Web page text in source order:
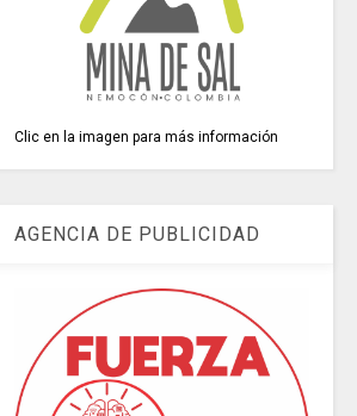
Clic en la imagen para más información
AGENCIA DE PUBLICIDAD